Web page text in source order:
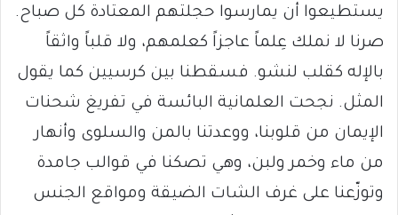
يستطيعوا أن يمارسوا حجلتهم المعتادة كل صباح.
صرنا لا نملك عِلماً عاجزاً كعلمهم، ولا قلباً واثقاً
بالإله كقلب لنشو. فسقطنا بين كرسيين كما يقول
المثل. نجحت العلمانية البائسة في تفريغ شحنات
الإيمان من قلوبنا، ووعدتنا بالمن والسلوى وأنهار
من ماء وخمر ولبن، وهي تصكنا في قوالب جامدة
وتوزّعنا على غرف الشات الضيقة ومواقع الجنس